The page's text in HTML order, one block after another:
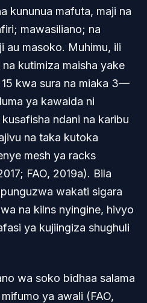
kununua mafuta, maji na
mawasiliano; na
au masoko. Muhimu, ili
kutimiza maisha yake
kwa sura na miaka 3—
ya kawaida ni
ndani na karibu
na taka kutoka
mesh ya racks
FAO, 2019a). Bila
wakati sigara
na kilns nyingine, hivyo
ya kujiingiza shughuli
wa soko bidhaa salama
ya awali (FAO,